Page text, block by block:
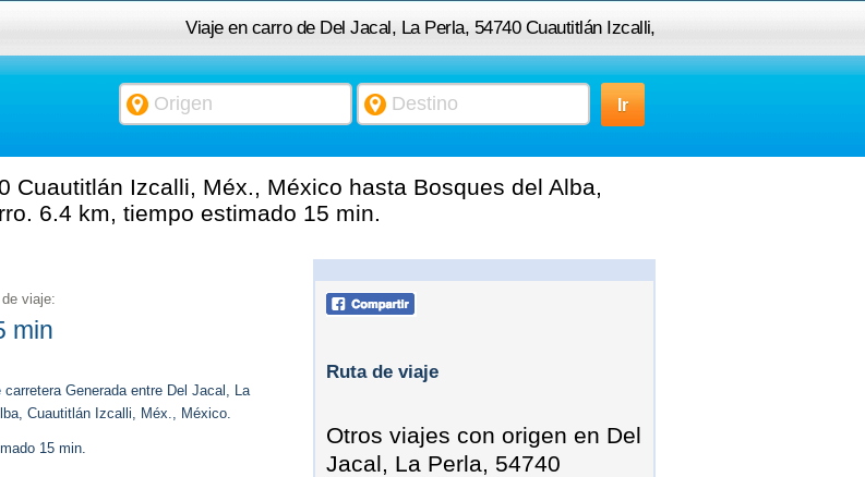
Viaje en carro de Del Jacal, La Perla, 54740 Cuautitlán Izcalli,
Méx., México a Bosques del Alba, Cuautitlán Izcalli, Méx.,
Cuautitlán Izcalli, Méx., México hasta Bosques del Alba,
6.4 km, tiempo estimado 15 min.
viaje:
min
carretera Generada entre Del Jacal, La
Cuautitlán Izcalli, Méx., México.
15 min.
Ruta de viaje
Otros viajes con origen en Del
Jacal, La Perla, 54740